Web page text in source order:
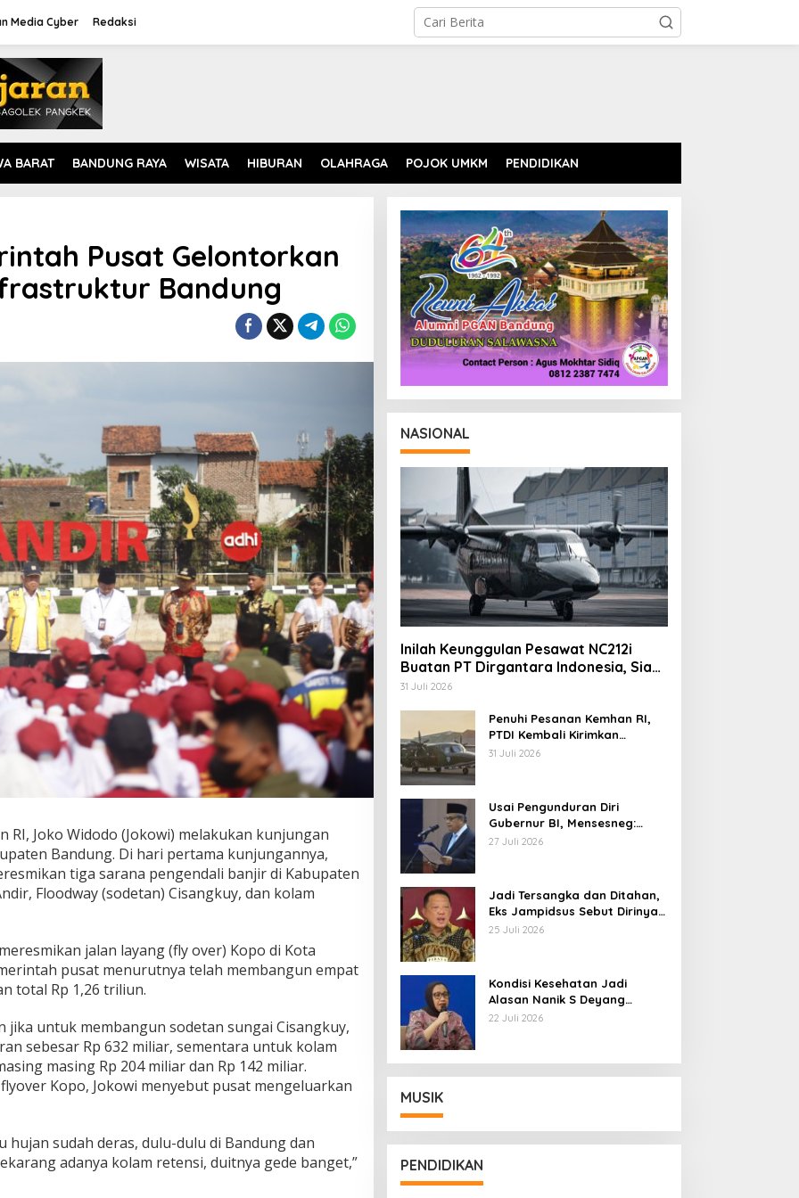
Media Cyber Redaksi
BARAT BANDUNG RAYA WISATA HIBURAN OLAHRAGA POJOK UMKM PENDIDIKAN
Pusat Gelontorkan
Bandung
RI, Joko Widodo (Jokowi) melakukan kunjungan
Bandung. Di hari pertama kunjungannya,
tiga sarana pengendali banjir di Kabupaten
Floodway (sodetan) Cisangkuy, dan kolam
jalan layang (fly over) Kopo di Kota
pusat menurutnya telah membangun empat
total Rp 1,26 triliun.
jika untuk membangun sodetan sungai Cisangkuy,
sebesar Rp 632 miliar, sementara untuk kolam
masing Rp 204 miliar dan Rp 142 miliar.
Kopo, Jokowi menyebut pusat mengeluarkan
hujan sudah deras, dulu-dulu di Bandung dan
adanya kolam retensi, duitnya gede banget,”
NASIONAL
Inilah Keunggulan Pesawat NC212i
Buatan PT Dirgantara Indonesia, Siap
Dukung Berbagai Operasi TNI
31 Juli 2026
Penuhi Pesanan Kemhan RI,
PTDI Kembali Kirimkan
Pesawat NC212i ke Pangkalan
31 Juli 2026
Usai Pengunduran Diri
Gubernur BI, Mensesneg:
Segera Terbit Keppres
27 Juli 2026
Jadi Tersangka dan Ditahan,
Eks Jampidsus Sebut Dirinya
Korban Kriminalisasi
25 Juli 2026
Kondisi Kesehatan Jadi
Alasan Nanik S Deyang
Mundur dari BGN, Prabowo
22 Juli 2026
MUSIK
PENDIDIKAN